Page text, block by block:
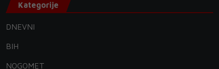
Kategorije
DNEVNI
BIH
NOGOMET